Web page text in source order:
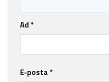
Ad *
E-posta *